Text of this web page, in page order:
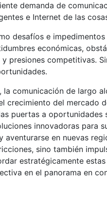
demanda de
e Internet de las
desafíos e
económicas,
presiones competitivas.
la comunicación de largo
crecimiento del mercado
puertas a oportunidades
innovadoras para
en nuevas
sino también
estratégicamente
en el panorama en